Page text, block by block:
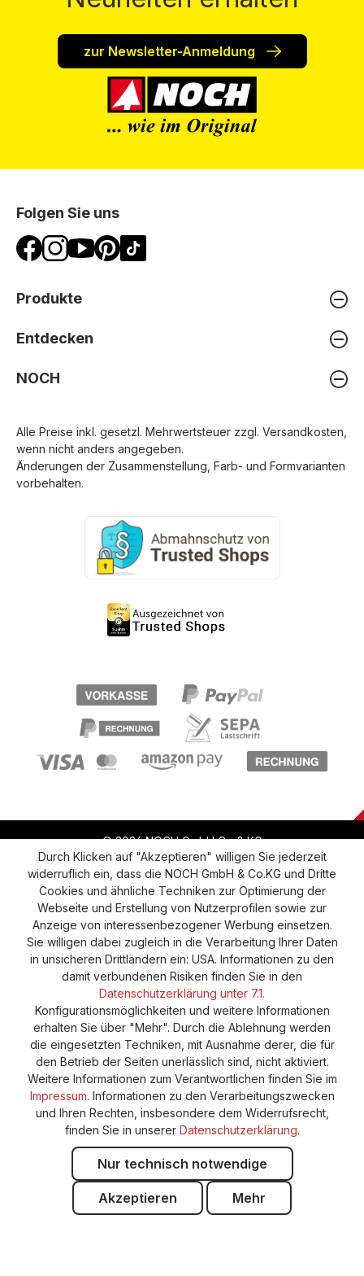
zur Newsletter-Anmeldung
Folgen Sie uns
Produkte
Entdecken
NOCH
Alle Preise inkl. gesetzl. Mehrwertsteuer zzgl. Versandkosten
wenn nicht anders angegeben.
Änderungen der Zusammenstellung, Farb- und Formvarianten
vorbehalten.
© 2026 NOCH GmbH Co & KG
Vertrag widerrufen Widerruf Datenschutz
Versand und Zahlung AGB
Impressum
Cookie-Einstellungen
Barrierefreiheitserklärung
Durch Klicken auf "Akzeptieren" willigen Sie jederzeit
widerruflich ein, dass die NOCH GmbH & Co.KG und Dritte
Cookies und ähnliche Techniken zur Optimierung der
Webseite und Erstellung von Nutzerprofilen sowie zur
Anzeige von interessenbezogener Werbung einsetzen.
Sie willigen dabei zugleich in die Verarbeitung Ihrer Daten
in unsicheren Drittländern ein: USA. Informationen zu den
damit verbundenen Risiken finden Sie in den
Datenschutzerklärung unter 7.1.
Konfigurationsmöglichkeiten und weitere Informationen
erhalten Sie über "Mehr". Durch die Ablehnung werden
die eingesetzten Techniken, mit Ausnahme derer, die für
den Betrieb der Seiten unerlässlich sind, nicht aktiviert.
Weitere Informationen zum Verantwortlichen finden Sie im
Impressum. Informationen zu den Verarbeitungszwecken
und Ihren Rechten, insbesondere dem Widerrufsrecht,
finden Sie in unserer Datenschutzerklärung.
Nur technisch notwendige
Akzeptieren Mehr